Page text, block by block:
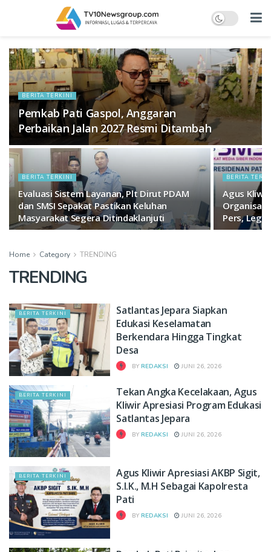
BERITA TERKINI
Pemkab Pati Gaspol, Anggaran
Perbaikan Jalan 2027 Resmi Ditambah
BERITA TERKINI
Evaluasi Sistem Layanan, Plt Dirut PDAM
dan SMSI Sepakat Pastikan Keluhan
Masyarakat Segera Ditindaklanjuti
BERITA
Agus Kliwir
Pers,
Home Category TRENDING
TRENDING
BERITA TERKINI
Satlantas Jepara Siapkan
Edukasi Keselamatan
Berkendara Hingga Tingkat
Desa
BY REDAKSI JUNI 26, 2026
BERITA TERKINI
Tekan Angka Kecelakaan, Agus
Kliwir Apresiasi Program Edukasi
Satlantas Jepara
BY REDAKSI JUNI 26, 2026
BERITA TERKINI
Agus Kliwir Apresiasi AKBP Sigit,
S.I.K., M.H Sebagai Kapolresta
Pati
BY REDAKSI JUNI 26, 2026